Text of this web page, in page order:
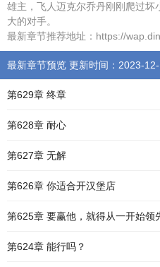
雄主，飞人迈克尔乔丹刚刚爬过坏
大的对手。
最新章节推荐地址：https://
最新章节预览 更新时间：2023-
第629章 终章
第628章 耐心
第627章 无解
第626章 你适合开汉堡店
第625章 要赢他，就得从一开始领
第624章 能行吗？